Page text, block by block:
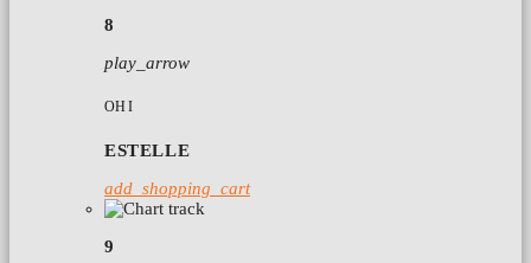
8
play_arrow
OH I
ESTELLE
add_shopping_cart
9